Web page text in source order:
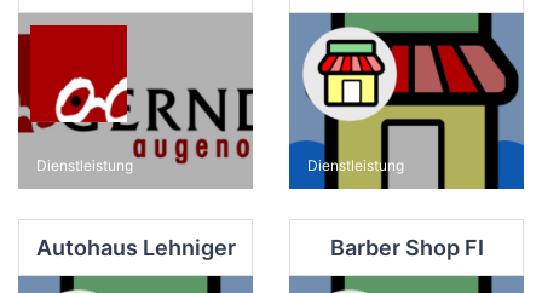
Dienstleistung Dienstleistung
Autohaus Lehniger Barber Shop FI